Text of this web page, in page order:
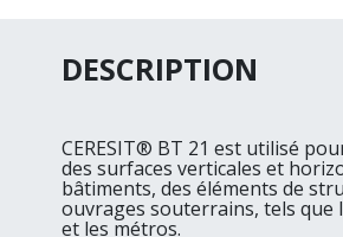
DESCRIPTION
CERESIT® BT 21 est utilisé
des surfaces verticales et
bâtiments, des éléments de
ouvrages souterrains, tels que
et les métros.